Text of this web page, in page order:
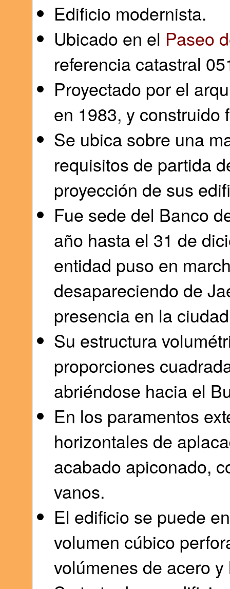
Edificio modernista.
Ubicado en el Paseo
referencia catastral
Proyectado por el
en 1983, y construido
Se ubica sobre una
requisitos de partida
proyección de sus
Fue sede del Banco
año hasta el 31 de
entidad puso en
desapareciendo de
presencia en la
Su estructura
proporciones
abriéndose hacia el
En los paramentos
horizontales de
acabado apiconado,
vanos.
El edificio se puede
volumen cúbico
volúmenes de acero